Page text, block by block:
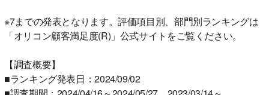
※7までの発表となります。評価項目別、部門別ランキングは
「オリコン顧客満足度(R)」公式サイトをご覧ください。
【調査概要】
■ランキング発表日：2024/09/02